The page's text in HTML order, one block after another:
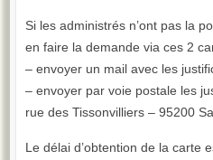
Si les administrés n’ont pas la
en faire la demande via ces 2
– envoyer un mail avec les
– envoyer par voie postale les
rue des Tissonvilliers – 95200
Le délai d’obtention de la carte